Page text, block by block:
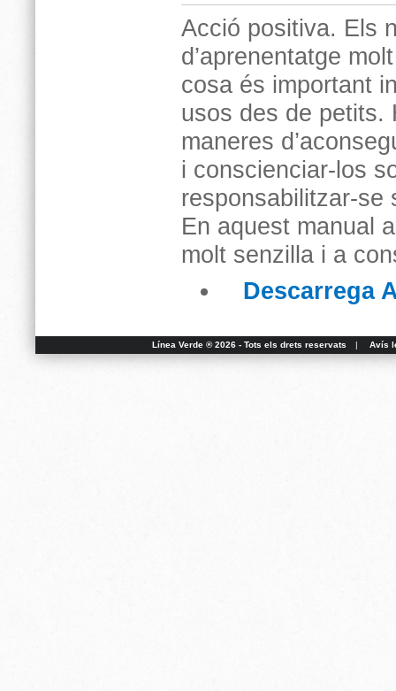
Acció positiva. Els
d’aprenentatge
cosa és important
usos des de petits.
maneres
i conscienciar-los
responsabilitzar-se
En aquest manual
molt senzilla i a
Descarrega
Línea Verde ® 2026 - Tots els drets reservats | Avís